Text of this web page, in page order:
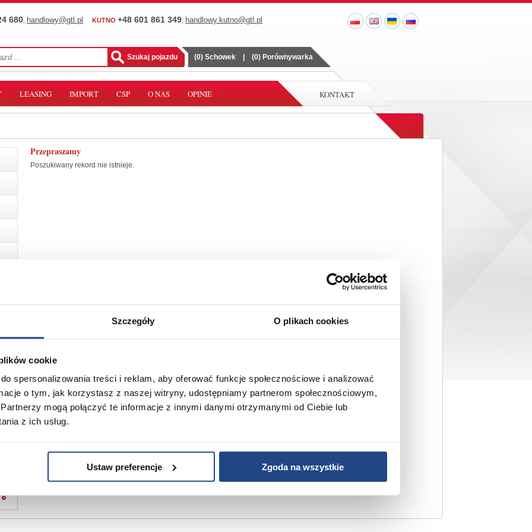
Szczegóły O plikach cookies
cookie
spersonalizowania treści i reklam, aby oferować funkcje społecznościowe i analizować
o tym, jak korzystasz z naszej witryny, udostępniamy partnerom społecznościowym,
mogą połączyć te informacje z innymi danymi otrzymanymi od Ciebie lub
z ich usług.
Ustaw preferencje Zgoda na wszystkie
680 handlowy@gtl.pl KUTNO +48 601 861 349 handlowy.kutno@gtl.pl
(0) Schowek (0) Porównywarka
LEASING IMPORT CSP O NAS OPINIE KONTAKT
Przepraszamy
Poszukiwany rekord nie istnieje.